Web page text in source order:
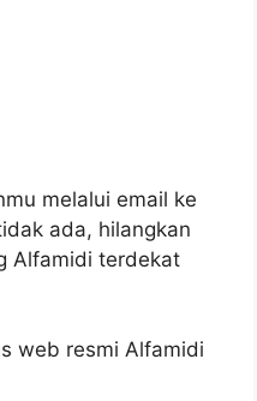
melalui email ke
ada, hilangkan
Alfamidi terdekat
web resmi Alfamidi